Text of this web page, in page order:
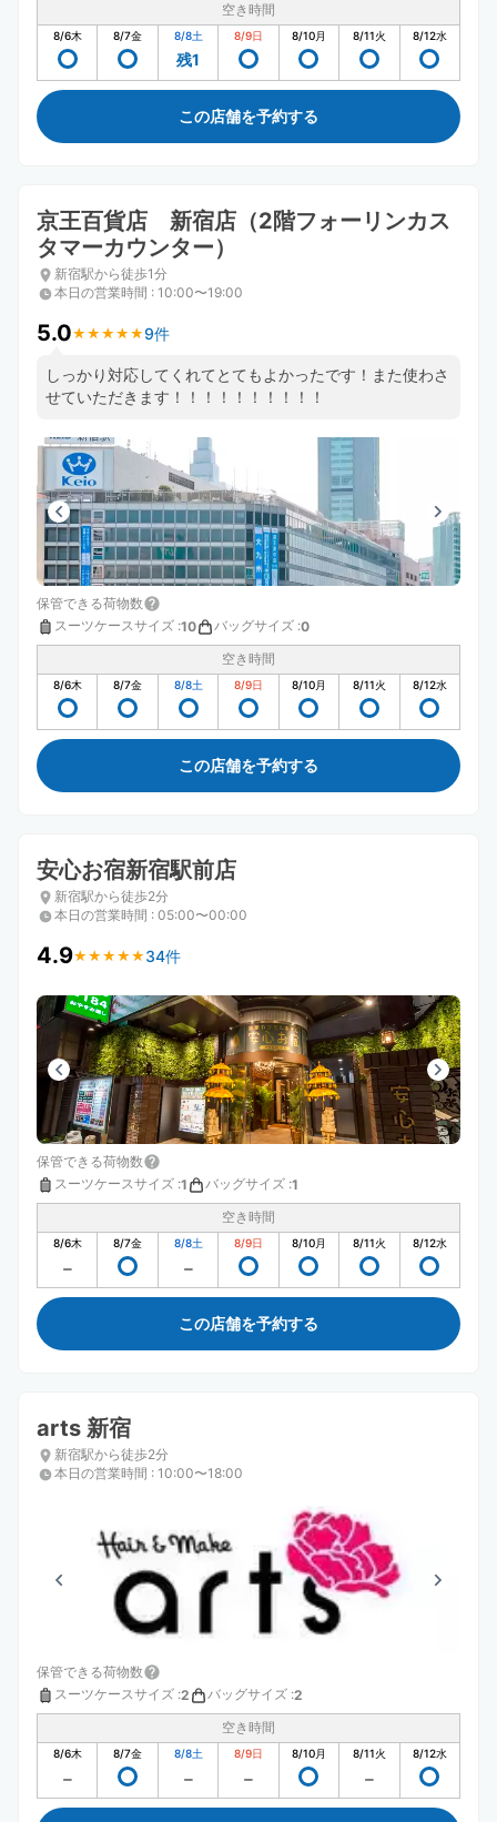
空き時間
8/6木 8/7金 8/8土
残1
8/9日 8/10月 8/11火 8/12水
この店舗を予約する
京王百貨店 新宿店（2階フォーリンカス
タマーカウンター）
新宿駅から徒歩1分
本日の営業時間 : 10:00〜19:00
5.0★ ★ ★ ★ ★
★ ★ ★ ★ ★9件
しっかり対応してくれてとてもよかったです！また使わさ
せていただきます！！！！！！！！！！
保管できる荷物数
スーツケースサイズ :10 バッグサイズ :0
空き時間
8/6木 8/7金 8/8土 8/9日 8/10月 8/11火 8/12水
この店舗を予約する
安心お宿新宿駅前店
新宿駅から徒歩2分
本日の営業時間 : 05:00〜00:00
4.9★ ★ ★ ★ ★
★ ★ ★ ★ ★ 34件
保管できる荷物数
スーツケースサイズ :1 バッグサイズ :1
空き時間
8/6木 8/7金 8/8土 8/9日 8/10月 8/11火 8/12水
この店舗を予約する
arts 新宿
新宿駅から徒歩2分
本日の営業時間 : 10:00〜18:00
保管できる荷物数
スーツケースサイズ :2 バッグサイズ :2
空き時間
8/6木 8/7金 8/8土 8/9日 8/10月 8/11火 8/12水